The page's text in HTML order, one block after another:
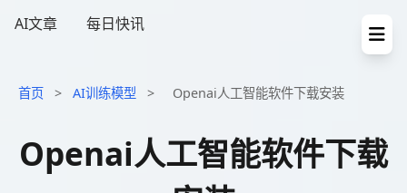
AI文章 每日快讯
首页 > AI训练模型 > Openai人工智能软件下载安装
Openai人工智能软件下载